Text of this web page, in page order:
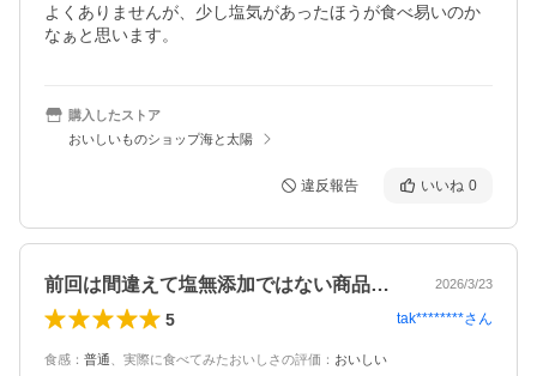
よくありませんが、少し塩気があったほうが食べ易いのか
なぁと思います。
購入したストア
おいしいものショップ海と太陽
違反報告 いいね 0
前回は間違えて塩無添加ではない商品を購… 2026/3/23
5 tak********さん
食感 ： 普通 実際に食べてみたおいしさの評価 ： おいしい